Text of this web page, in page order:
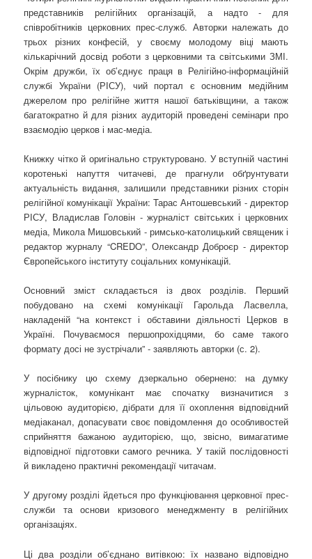
представників релігійних організацій, а надто - для
співробітників церковних прес-служб. Авторки належать до
трьох різних конфесій, у своєму молодому віці мають
кількарічний досвід роботи з церковними та світськими ЗМІ.
Окрім дружби, їх об’єднує праця в Релігійно-інформаційній
службі України (РІСУ), чий портал є основним медійним
джерелом про релігійне життя нашої батьківщини, а також
багатократно й для різних аудиторій проведені семінари про
взаємодію церков і мас-медіа.
Книжку чітко й оригінально структуровано. У вступній частині
коротенькі напуття читачеві, де прагнули обґрунтувати
актуальність видання, залишили представники різних сторін
релігійної комунікації України: Тарас Антошевський - директор
РІСУ, Владислав Головін - журналіст світських і церковних
медіа, Микола Мишовський - римсько-католицький священик і
редактор журналу “CREDO”, Олександр Доброєр - директор
Європейського інституту соціальних комунікацій.
Основний зміст складається із двох розділів. Перший
побудовано на схемі комунікації Гарольда Ласвелла,
накладеній “на контекст і обставини діяльності Церков в
Україні. Почуваємося першопрохідцями, бо саме такого
формату досі не зустрічали” - заявляють авторки (с. 2).
У посібнику цю схему дзеркально обернено: на думку
журналісток, комунікант має спочатку визначитися з
цільовою аудиторією, дібрати для її охоплення відповідний
медіаканал, допасувати своє повідомлення до особливостей
сприйняття бажаною аудиторією, що, звісно, вимагатиме
відповідної підготовки самого речника. У такій послідовності
й викладено практичні рекомендації читачам.
У другому розділі йдеться про функціювання церковної прес-
служби та основи кризового менеджменту в релігійних
організаціях.
Ці два розділи об’єднано витівкою: їх названо відповідно